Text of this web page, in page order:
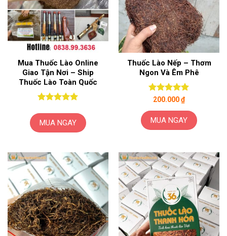
Mua Thuốc Lào Online
Giao Tận Nơi – Ship
Thuốc Lào Toàn Quốc
5 sao
MUA NGAY
Thuốc Lào Nếp – Thơm
Ngon Và Êm Phê
Được xếp
200.000₫
MUA NGAY